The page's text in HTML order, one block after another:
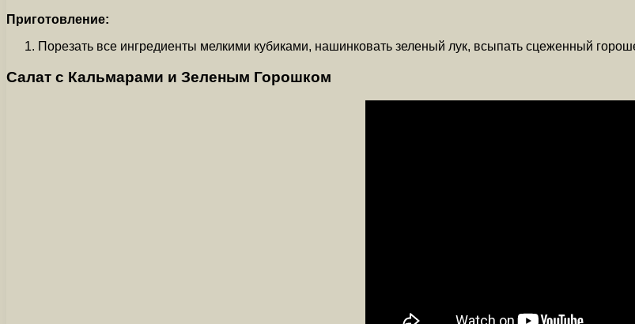
Приготовление:
Порезать все ингредиенты мелкими кубиками, нашинковать зеленый лук, всыпать сцеженный
Салат с Кальмарами и Зеленым Горошком